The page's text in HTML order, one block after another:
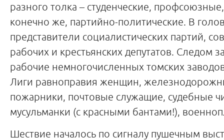
разного толка – студенческие,
конечно же, партийно-политические. В
представители социалистических партий,
рабочих и крестьянских депутатов. Следом
рабочие немногочисленных томских
Лиги равноправия женщин,
пожарники, почтовые служащие, судебные
мусульманки (с красными бантами!),
Шествие началось по сигналу пушечным